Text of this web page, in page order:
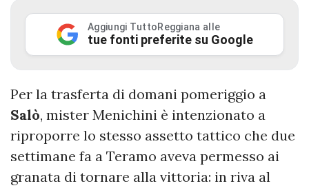
Aggiungi TuttoReggiana alle
tue fonti preferite su Google
Per la trasferta di domani pomeriggio a
Salò, mister Menichini è intenzionato a
riproporre lo stesso assetto tattico che due
settimane fa a Teramo aveva permesso ai
granata di tornare alla vittoria: in riva al